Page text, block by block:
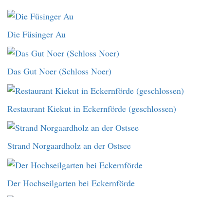
Die Füsinger Au
Das Gut Noer (Schloss Noer)
Restaurant Kiekut in Eckernförde (geschlossen)
Strand Norgaardholz an der Ostsee
Der Hochseilgarten bei Eckernförde